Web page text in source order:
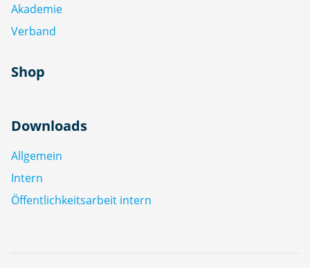
Akademie
Verband
Shop
Downloads
Allgemein
Intern
Öffentlichkeitsarbeit intern